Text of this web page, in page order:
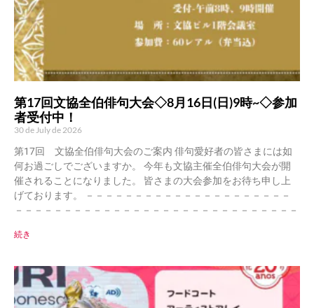
第17回文協全伯俳句大会◇8月16日(日)9時~◇参加
者受付中！
30 de July de 2026
第17回 文協全伯俳句大会のご案内 俳句愛好者の皆さまには如
何お過ごしでございますか。 今年も文協主催全伯俳句大会が開
催されることになりました。 皆さまの大会参加をお待ち申し上
げております。 －－－－－－－－－－－－－－－－－－－－－
－－－－－－－－－－－－－－－－－－－－－－－－－－－－－
続き